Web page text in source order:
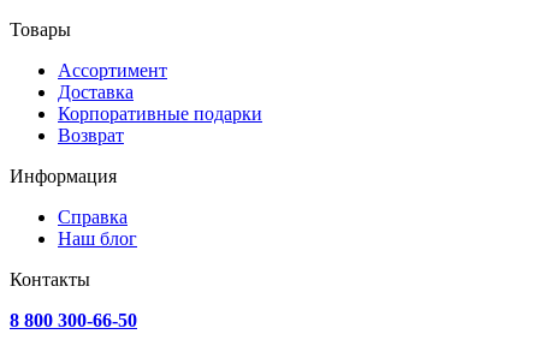
Товары
Ассортимент
Доставка
Корпоративные подарки
Возврат
Информация
Справка
Наш блог
Контакты
8 800 300-66-50